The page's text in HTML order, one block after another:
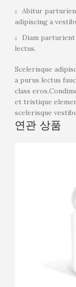
Abitur
adipiscing a
Diam
lectus.
Scelerisque
a purus lectus
class
et tristique
scelerisque
연관 상품